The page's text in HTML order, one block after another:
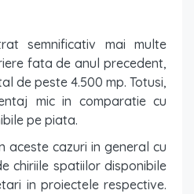
semnificativ mai multe
fata de anul precedent,
de peste 4.500 mp. Totusi,
mic in comparatie cu
pe piata.
aceste cazuri in general cu
chiriile spatiilor disponibile
in proiectele respective.